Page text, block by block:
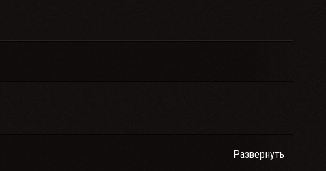
Развернуть